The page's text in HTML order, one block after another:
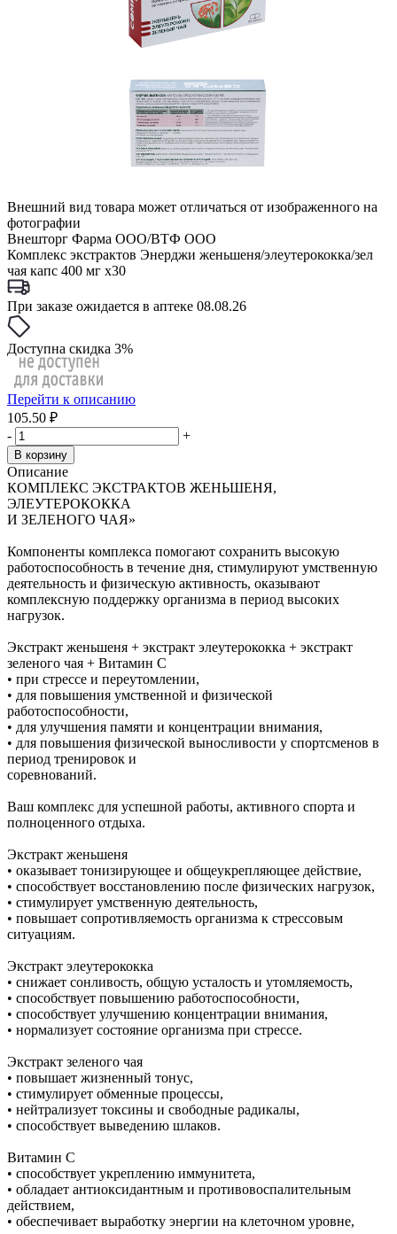
Внешний вид товара может отличаться от изображенного на
фотографии
Внешторг Фарма ООО/ВТФ ООО
Комплекс экстрактов Энерджи женьшеня/элеутерококка/зел
чая капс 400 мг x30
При заказе ожидается в аптеке 08.08.26
Доступна скидка 3%
Перейти к описанию
105.50 ₽
-
+
В корзину
Описание
КОМПЛЕКС ЭКСТРАКТОВ ЖЕНЬШЕНЯ,
ЭЛЕУТЕРОКОККА
И ЗЕЛЕНОГО ЧАЯ»
Компоненты комплекса помогают сохранить высокую
работоспособность в течение дня, стимулируют умственную
деятельность и физическую активность, оказывают
комплексную поддержку организма в период высоких
нагрузок.
Экстракт женьшеня + экстракт элеутерококка + экстракт
зеленого чая + Витамин С
• при стрессе и переутомлении,
• для повышения умственной и физической
работоспособности,
• для улучшения памяти и концентрации внимания,
• для повышения физической выносливости у спортсменов в
период тренировок и
соревнований.
Ваш комплекс для успешной работы, активного спорта и
полноценного отдыха.
Экстракт женьшеня
• оказывает тонизирующее и общеукрепляющее действие,
• способствует восстановлению после физических нагрузок,
• стимулирует умственную деятельность,
• повышает сопротивляемость организма к стрессовым
ситуациям.
Экстракт элеутерококка
• снижает сонливость, общую усталость и утомляемость,
• способствует повышению работоспособности,
• способствует улучшению концентрации внимания,
• нормализует состояние организма при стрессе.
Экстракт зеленого чая
• повышает жизненный тонус,
• стимулирует обменные процессы,
• нейтрализует токсины и свободные радикалы,
• способствует выведению шлаков.
Витамин С
• способствует укреплению иммунитета,
• обладает антиоксидантным и противовоспалительным
действием,
• обеспечивает выработку энергии на клеточном уровне,